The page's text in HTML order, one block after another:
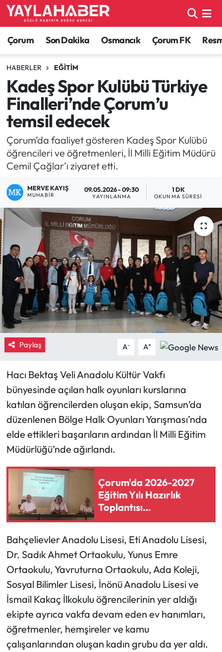
Çorum Son Dakika Osmancık Çorum FK
HABERLER EĞITIM
Kadeş Spor Kulübü Türkiye
Finalleri’nde Çorum’u
temsil edecek
Çorum’da faaliyet gösteren Kadeş Spor Kulübü
öğrencileri ve öğretmenleri, İl Milli Eğitim Müdürü
Cemil Çağlar’ı ziyaret etti.
MERVE KAYIŞ
MUHABIR
09.05.2026 - 09:30
YAYINLANMA
1 DK
OKUNMA SÜRESI
Paylaş A- A+
Hacı Bektaş Veli Anadolu Kültür Vakfı
bünyesinde açılan halk oyunları kurslarına
katılan öğrencilerden oluşan ekip, Samsun’da
düzenlenen Bölge Halk Oyunları Yarışması’nda
elde ettikleri başarıların ardından İl Milli Eğitim
Müdürlüğü’nde ağırlandı.
Çorum'da 2026-2027
Eğitim Yılı Hazırlık
Toplantısı
Gerçekleştirildi
Bahçelievler Anadolu Lisesi, Eti Anadolu Lisesi,
Dr. Sadık Ahmet Ortaokulu, Yunus Emre
Ortaokulu, Yavruturna Ortaokulu, Ada Koleji,
Sosyal Bilimler Lisesi, İnönü Anadolu Lisesi ve
İsmail Kakaç İlkokulu öğrencilerinin yer aldığı
ekipte ayrıca vakfa devam eden ev hanımları,
öğretmenler, hemşireler ve kamu
çalışanlarından oluşan kadın grubu da yer aldı.
Alaca Haberleri
Bayat Haberleri
Bilgi - Keşfet Haberleri
Bilim ve Teknoloji
Boğazkale Haberleri
Çorum Haberleri
Çorum Son Dakika Haberleri
Dodurga Haberleri
Eğitim
Ekonomi
Güncel
İskilip Haberleri
Kargı Haberleri
Kültür Sanat
Laçin Haberleri
Magazin
Mecitözü Haberleri
Oğuzlar Haberleri
Ortaköy Haberleri
Osmancık Haberleri
Otomotiv
Resmi İlan
Resmi Reklam
Sağlık
Çorum Nöbetçi Eczaneler
Çorum Hava Durumu
Çorum Namaz Vakitleri
Çorum Trafik Yoğunluk Haritası
TFF 1.Lig Puan Durumu ve Fikstür
Tüm Manşetler
Son Dakika Haberleri
Haber Arşivi